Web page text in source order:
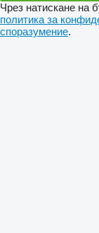
Чрез натискане на
политика за
споразумение.